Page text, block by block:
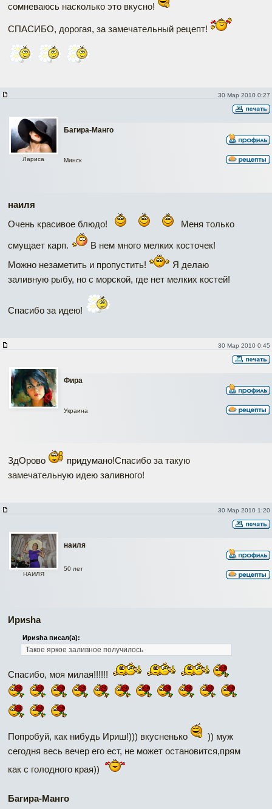
сомневаюсь насколько это вкусно!
СПАСИБО, дорогая, за замечательный рецепт!
30 Мар 2010 0:27
Багира-Манго
Лариса Минск
наиля
Очень красивое блюдо!
Меня только
смущает карп.
В нем много мелких косточек!
Можно незаметить и пропустить!
Я делаю
заливную рыбу, но с морской, где нет мелких костей!
Спасибо за идею!
30 Мар 2010 0:45
Фира
Украина
ЗдОрово
придумано!Спасибо за такую
замечательную идею заливного!
30 Мар 2010 1:20
наиля
НАИЛЯ
50 лет
Ириshа
Ириshа писал(а):
Такое яркое заливное получилось
Спасибо, моя милая!!!!!!
Попробуй, как нибудь Ириш!))) вкусненько
)) муж
сегодня весь вечер его ест, не может остановится,прям
как с голодного края))
Багира-Манго